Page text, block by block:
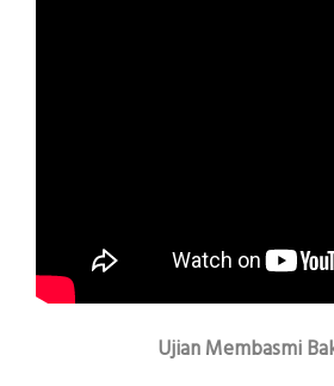
Ujian Membasmi